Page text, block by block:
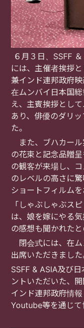
６月３日、 SSFF
には、主催者挨拶
兼インド連邦政府
在ムンバイ日本国
え、主賓挨拶とし
あり、俳優のダリ
た。
また、ブハカール
の花束と記念品贈
の観客が来場し、
のレベルの高さに
ショートフィルムを
「しゃぶしゃぶス
は、娘を嫁にやる
の感想も聞かれたと
閉会式には、在
出席いただきました
SSFF & ASIA及び日
ントいただいた、
インド連邦政府情
Youtube等を通じて